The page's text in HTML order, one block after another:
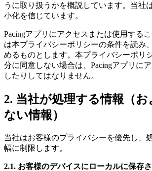
うに取り扱うかを概説しています。当社
小化を信じています。
Pacingアプリにアクセスまたは使用する
は本プライバシーポリシーの条件を読み
めるものとします。本プライバシーポリ
分に同意しない場合は、Pacingアプリに
したりしてはなりません。
2. 当社が処理する情報（お
ない情報）
当社はお客様のプライバシーを優先し、
幅に制限します。
2.1. お客様のデバイスにローカルに保存